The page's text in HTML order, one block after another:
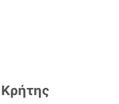
Κρήτης